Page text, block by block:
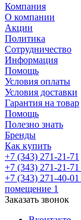
Компания
О компании
Акции
Политика
Сотрудничество
Информация
Помощь
Условия оплаты
Условия доставки
Гарантия на товар
Помощь
Полезно знать
Бренды
Как купить
+7 (343) 271-21-71
+7 (343) 271-21-71
+7 (343) 271-40-01
помещение 1
Заказать звонок